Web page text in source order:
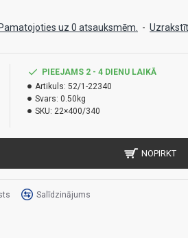
Pamatojoties uz 0 atsauksmēm. -
PIEEJAMS 2 - 4 DIENU LAIKĀ
Artikuls: 52/1-22340
Svars: 0.50kg
SKU: 22×400/340
NOPIRKT
Salīdzinājums